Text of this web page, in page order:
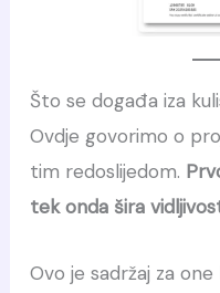
Što se događa iza
Ovdje govorimo o
tim redoslijedom.
tek onda šira
Ovo je sadržaj za